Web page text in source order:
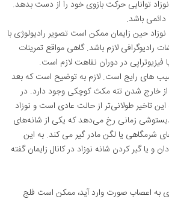
توانایی حرکت بازوی خود را از دست بدهد.
باشد.
حین زایمان ممکن است تصویر رادیولوژی با
رادیوگرافی لازم باشد. گاهی مواقع تمرینات
فیزیوتراپی در دوران نقاهت لازم است.
های رایج است. لازم به توضیح است که بعد
از خارج شدن تنه مکث کوچکی وجود دارد. در
تاخیر طولانی‌تر از حالت عادی است و نوزاد
دیستوشی زمانی رخ می‌دهد که یکی از شانه‌های
شرمگاهی یا لگن مادر گیر می کند. به این
و یا گیر کردن شانه نوزاد در کانال زایمان گفته
به اعصاب صورت وارد آید، ممکن است فلج